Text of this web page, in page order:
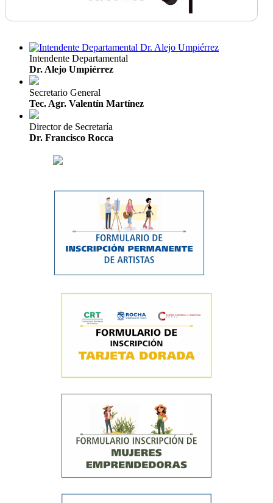
Intendente Departamental
Dr. Alejo Umpiérrez
Secretario General
Tec. Agr. Valentín Martínez
Director de Secretaría
Dr. Francisco Rocca